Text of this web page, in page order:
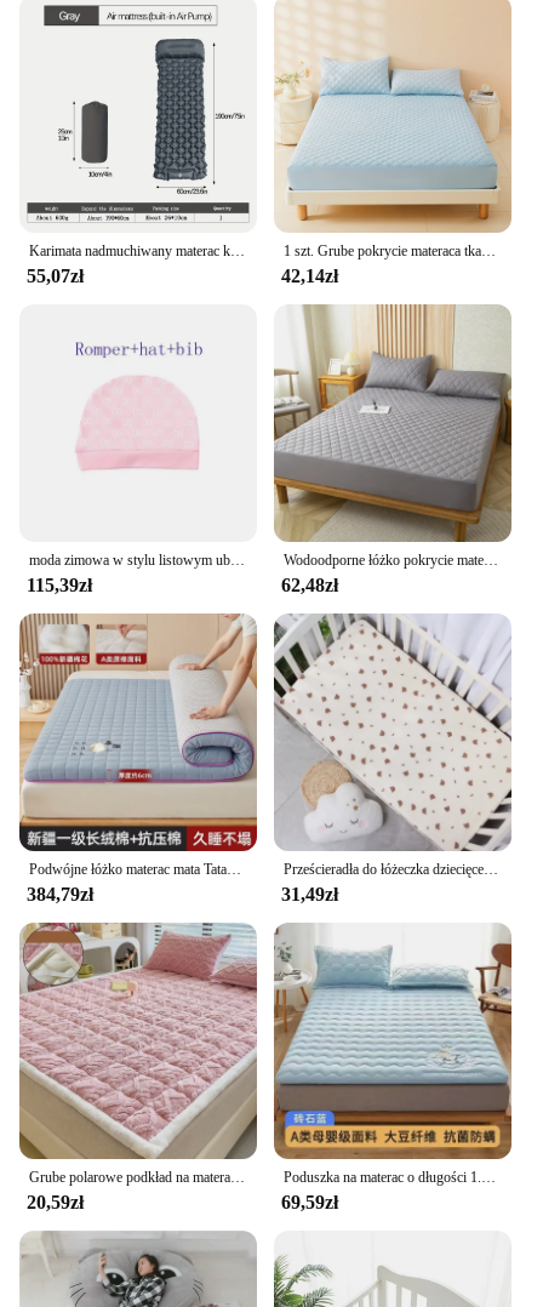
55,07zł
1 szt. Grube pokrycie materaca tkaniny 3D, 100% materac wodoodporny ochraniacz, miękkie i oddychające prześcieradło dopasowane (bez poszewki na poduszkę)
42,14zł
115,39zł
Wodoodporne łóżko pokrycie materaca dopasowane prześcieradło ochraniacz na materac pojedyncze/podwójne/140/160 Muti rozmiar szary/biały
62,48zł
384,79zł
Prześcieradła do łóżeczka dziecięcego dla chłopców i dziewczynek 2-pak do standardowego łóżeczka i materaca dla maluchów Super miękkie prześcieradło dla niemowląt z mikrofibry
31,49zł
Grube polarowe podkład na materac ciepły polar koralowy czerwony koc podkładki na zimę w jednolitym kolorze prześcieradło obudowa ochronna do podwójnych łóżek
20,59zł
Poduszka na materac o długości 1.5 metrów mata na łóżko domowa Tatami pojedyncza akademik mata z gąbką pokryta materacem
69,59zł